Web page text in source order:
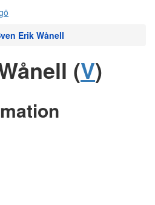
Erik Wånell
(V)